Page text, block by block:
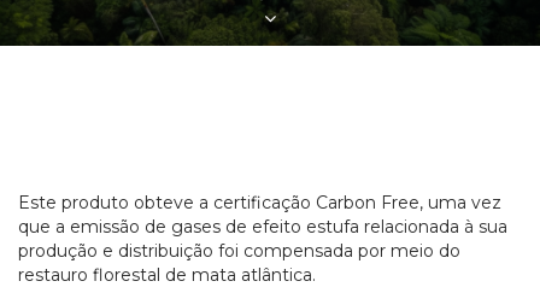
Este produto obteve a certificação Carbon Free, uma vez
que a emissão de gases de efeito estufa relacionada à sua
produção e distribuição foi compensada por meio do
restauro florestal de mata atlântica.